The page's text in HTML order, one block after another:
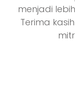
menjadi
Terima